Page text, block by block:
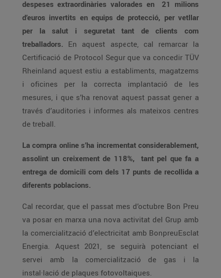
despeses extraordinàries valorades en 21 milions
d’euros invertits en equips de protecció, per vetllar
per la salut i seguretat tant de clients com
treballadors. En aquest aspecte, cal remarcar la
Certificació de Protocol Segur que va concedir TÜV
Rheinland aquest estiu a establiments, magatzems
i oficines per la correcta implantació de les
mesures, i que s’ha renovat aquest passat gener a
través d’auditories i informes als mateixos centres
de treball.
La compra online s’ha incrementat considerablement,
assolint un creixement de 118%, tant pel que fa a
entrega de domicili com dels 17 punts de recollida a
diferents poblacions.
Cal recordar, que el passat mes d’octubre Bon Preu
va posar en marxa una nova activitat del Grup amb
la comercialització d’electricitat amb BonpreuEsclat
Energia. Aquest 2021, se seguirà potenciant el
servei amb la comercialització de gas i la
instal·lació de plaques fotovoltaiques.